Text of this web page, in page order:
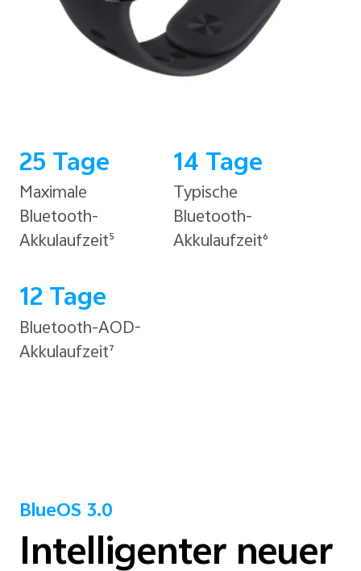
25 Tage
Maximale
Bluetooth-
Akkulaufzeit⁵
14 Tage
Typische
Bluetooth-
Akkulaufzeit⁶
12 Tage
Bluetooth-AOD-
Akkulaufzeit⁷
BlueOS 3.0
Intelligenter neuer